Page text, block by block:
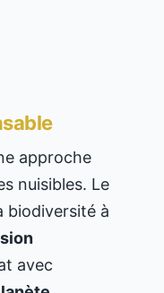
approche
nuisibles. Le
biodiversité à
avec